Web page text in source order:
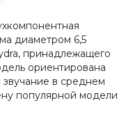
диаметром 6,5
принадлежащего
ориентирована
звучание в среднем
популярной модели